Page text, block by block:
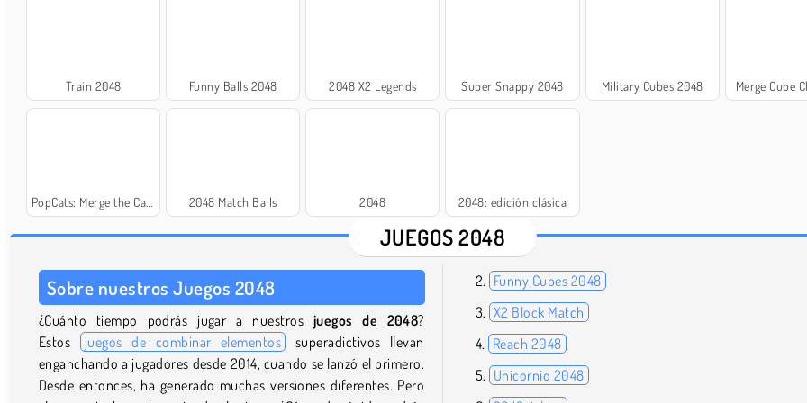
Train 2048 Funny Balls 2048 2048 X2 Legends Super Snappy 2048 Military Cubes 2048 Merge Cube
PopCats: Merge the Cats! 2048 Match Balls 2048 2048: edición clásica
JUEGOS 2048
Sobre nuestros Juegos 2048
¿Cuánto tiempo podrás jugar a nuestros juegos de 2048?
Estos
juegos de combinar elementos
superadictivos llevan
enganchando a jugadores desde 2014, cuando se lanzó el primero.
Desde entonces, ha generado muchas versiones diferentes. Pero
Funny Cubes 2048
X2 Block Match
Reach 2048
Unicornio 2048